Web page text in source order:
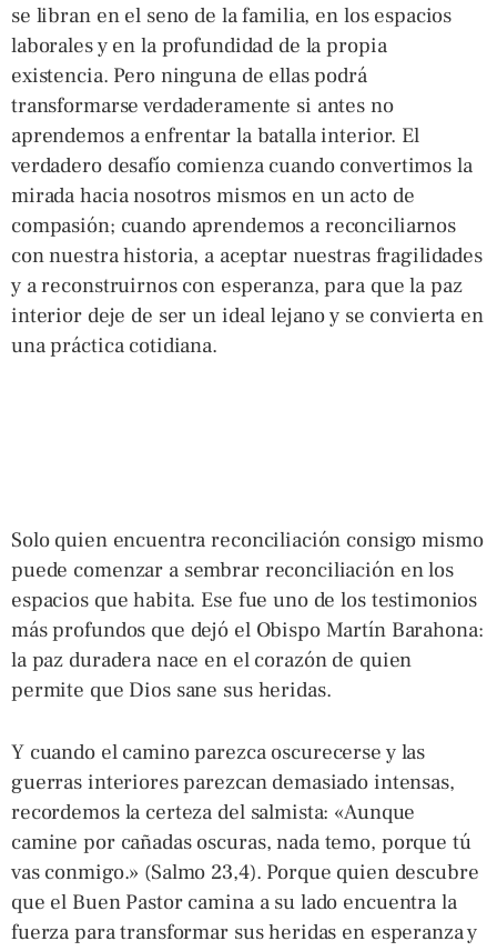
se libran en el seno de la familia, en los espacios
laborales y en la profundidad de la propia
existencia. Pero ninguna de ellas podrá
transformarse verdaderamente si antes no
aprendemos a enfrentar la batalla interior. El
verdadero desafío comienza cuando convertimos la
mirada hacia nosotros mismos en un acto de
compasión; cuando aprendemos a reconciliarnos
con nuestra historia, a aceptar nuestras fragilidades
y a reconstruirnos con esperanza, para que la paz
interior deje de ser un ideal lejano y se convierta en
una práctica cotidiana.
Solo quien encuentra reconciliación consigo mismo
puede comenzar a sembrar reconciliación en los
espacios que habita. Ese fue uno de los testimonios
más profundos que dejó el Obispo Martín Barahona:
la paz duradera nace en el corazón de quien
permite que Dios sane sus heridas.
Y cuando el camino parezca oscurecerse y las
guerras interiores parezcan demasiado intensas,
recordemos la certeza del salmista: «Aunque
camine por cañadas oscuras, nada temo, porque tú
vas conmigo.» (Salmo 23,4). Porque quien descubre
que el Buen Pastor camina a su lado encuentra la
fuerza para transformar sus heridas en esperanza y